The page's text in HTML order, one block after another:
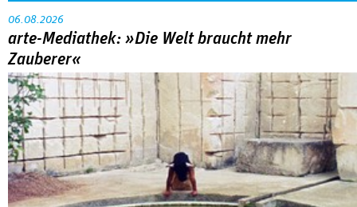
Ben Rivers entwirft einen poetischen Endzeitfilm zwischen